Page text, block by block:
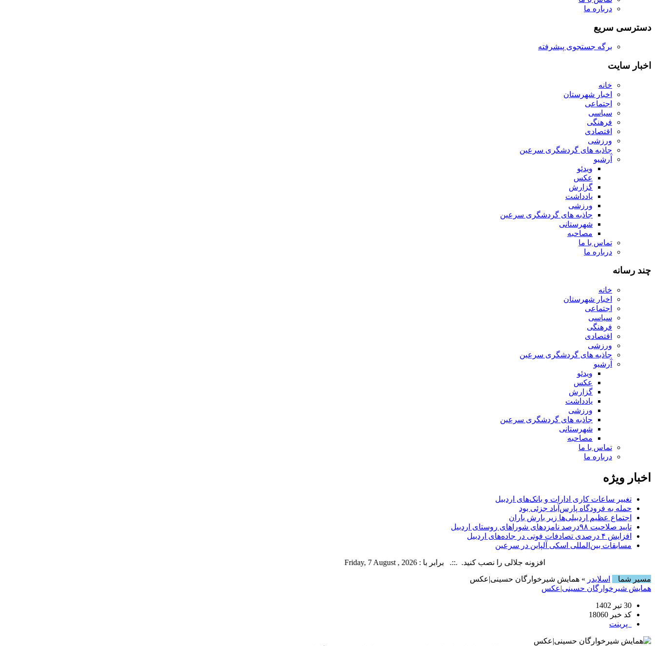
درباره ما
دسترسی سریع
برگه جستجوی پیشرفته
اخبار سایت
خانه
اخبار شهرستان
اجتماعی
سیاسی
فرهنگی
اقتصادی
ورزشی
جاذبه های گردشگری سرعین
آرشیو
ویدئو
عکس
گزارش
یادداشت
ورزشی
جاذبه های گردشگری سرعین
شهرستانی
مصاحبه
تماس با ما
درباره ما
چند رسانه
خانه
اخبار شهرستان
اجتماعی
سیاسی
فرهنگی
اقتصادی
ورزشی
جاذبه های گردشگری سرعین
آرشیو
ویدئو
عکس
گزارش
یادداشت
ورزشی
جاذبه های گردشگری سرعین
شهرستانی
مصاحبه
تماس با ما
درباره ما
اخبار ویژه
تغییر ساعات کاری ادارات و بانک‌های اردبیل
حمله به فرودگاه پارس‌‌آباد جزئی بود
اجتماع عظیم اردبیلی‌ها زیر بارش باران
تایید صلاحیت ۹۸درصد نامزدهای شوراهای روستای اردبیل
افزایش ۴ درصدی تصادفات فوتی در جاده‌های اردبیل
مسابقات بین‌المللی اسکی آلپاین در سرعین
افزونه جلالی را نصب کنید. .::. برابر با : Friday, 7 August , 2026
مسیر شما
اسلایدر » همایش شیرخوارگان حسینی|عکس
همایش شیرخوارگان حسینی|عکس
30 تیر 1402
کد خبر 18060
پرینت